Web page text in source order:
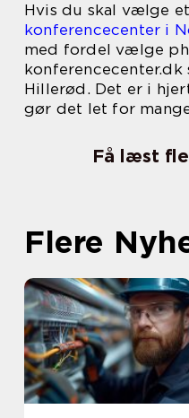
Hvis du skal vælge et
konferencecenter i
med fordel vælge
konferencecenter.dk
Hillerød. Det er i
gør det let for
Få læst
Flere